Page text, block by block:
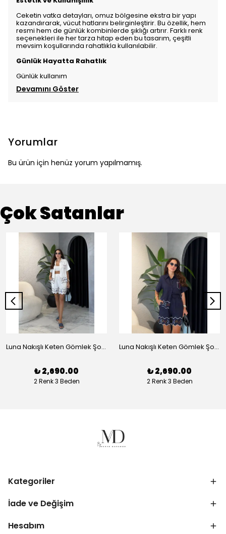
Ceketin vatka detayları, omuz bölgesine ekstra bir yapı
kazandırarak, vücut hatlarını belirginleştirir. Bu özellik, hem
resmi hem de günlük kombinlerde şıklığı artırır. Farklı renk
seçenekleri ile her tarza hitap eden bu tasarım, çeşitli
mevsim koşullarında rahatlıkla kullanılabilir.
Günlük Hayatta Rahatlık
Günlük kullanım
Devamını Göster
Yorumlar
Bu ürün için henüz yorum yapılmamış.
Çok Satanlar
Luna Nakışlı Keten Gömlek Şort Takım - Beyaz
₺ 2,690.00
2 Renk 3 Beden
Luna Nakışlı Keten Gömlek Şort Takım - Lacivert
₺ 2,690.00
2 Renk 3 Beden
Kategoriler
İade ve Değişim
Hesabım